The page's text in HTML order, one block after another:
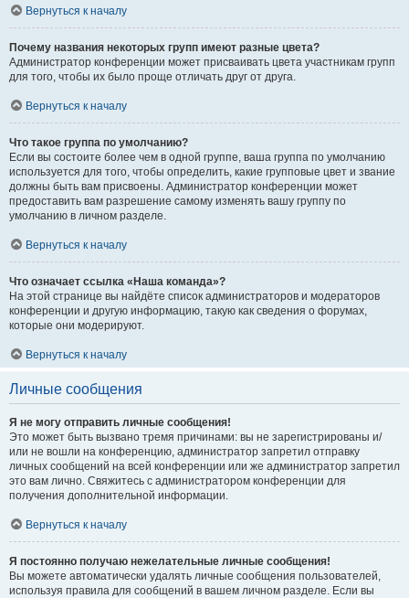
Вернуться к началу
Почему названия некоторых групп имеют разные цвета?
Администратор конференции может присваивать цвета участникам групп
для того, чтобы их было проще отличать друг от друга.
Вернуться к началу
Что такое группа по умолчанию?
Если вы состоите более чем в одной группе, ваша группа по умолчанию
используется для того, чтобы определить, какие групповые цвет и звание
должны быть вам присвоены. Администратор конференции может
предоставить вам разрешение самому изменять вашу группу по
умолчанию в личном разделе.
Вернуться к началу
Что означает ссылка «Наша команда»?
На этой странице вы найдёте список администраторов и модераторов
конференции и другую информацию, такую как сведения о форумах,
которые они модерируют.
Вернуться к началу
Личные сообщения
Я не могу отправить личные сообщения!
Это может быть вызвано тремя причинами: вы не зарегистрированы и/
или не вошли на конференцию, администратор запретил отправку
личных сообщений на всей конференции или же администратор запретил
это вам лично. Свяжитесь с администратором конференции для
получения дополнительной информации.
Вернуться к началу
Я постоянно получаю нежелательные личные сообщения!
Вы можете автоматически удалять личные сообщения пользователей,
используя правила для сообщений в вашем личном разделе. Если вы